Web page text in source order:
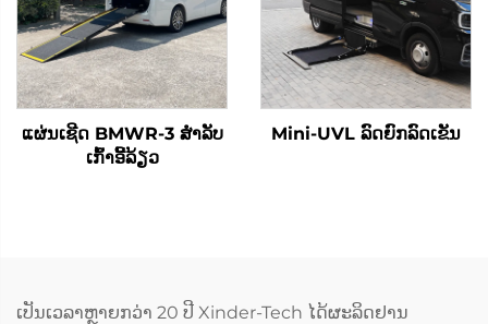
ແຜ່ນເຊີດ BMWR-3 ສໍາລັບ
ເກົ້າອີ້ລ້ຽວ
Mini-UVL ລົດຍົກລົດເຂັນ
ເປັນເວລາຫຼາຍກວ່າ 20 ປີ Xinder-Tech ໄດ້ຜະລິດຢານ